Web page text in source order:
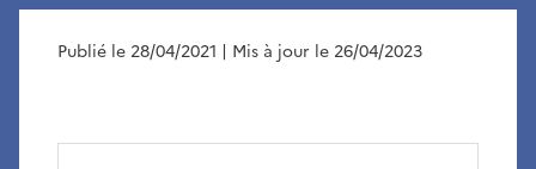
Publié le 28/04/2021 | Mis à jour le 26/04/2023